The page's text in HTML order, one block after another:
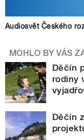
Audiosvět Českého
MOHLO BY VÁS
Děčín
rodiny
Děčín